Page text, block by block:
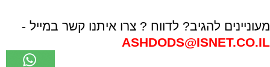
מעוניינים להגיב? לדווח ? צרו איתנו קשר במייל -
ASHDODS@ISNET.CO.IL